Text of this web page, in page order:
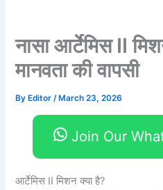
नासा आर्टेमिस II
मानवता की वापसी
By Editor/ March 23, 2026
Join Our
आर्टेमिस II मिशन क्या है?